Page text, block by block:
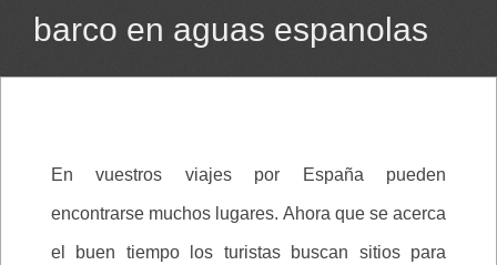
barco en aguas espanolas
En vuestros viajes por España pueden
encontrarse muchos lugares. Ahora que se acerca
el buen tiempo los turistas buscan sitios para